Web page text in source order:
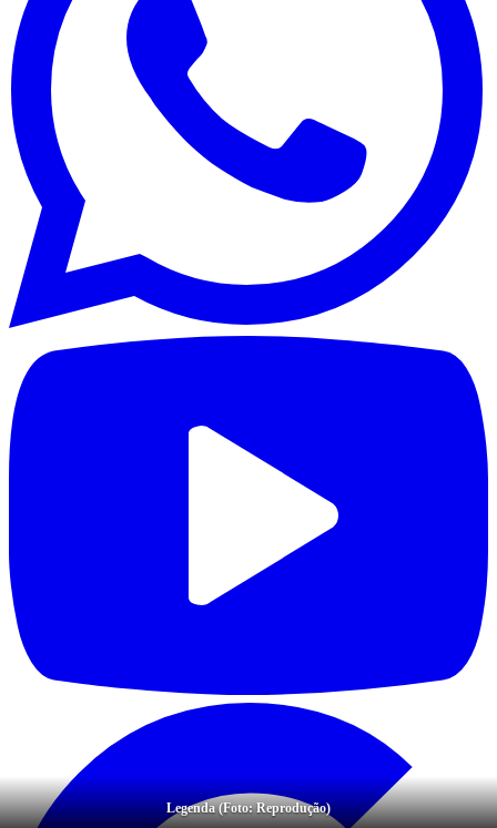
Legenda (Foto: Reprodução)